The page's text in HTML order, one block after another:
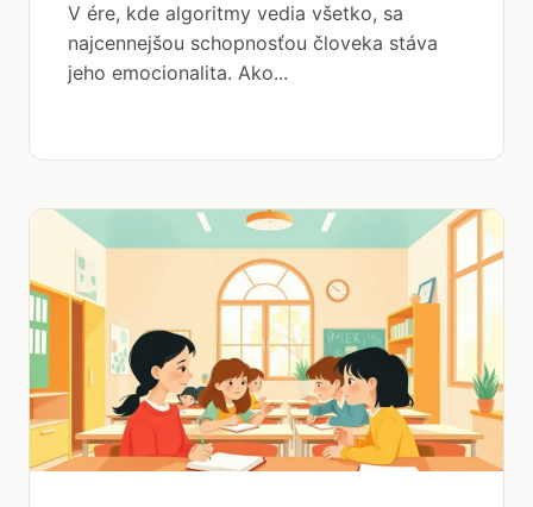
V ére, kde algoritmy vedia všetko, sa
najcennejšou schopnosťou človeka stáva
jeho emocionalita. Ako...